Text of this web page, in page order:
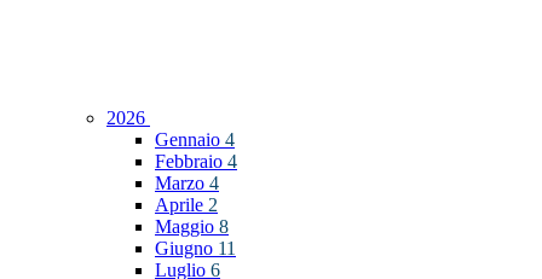
2026
Gennaio 4
Febbraio 4
Marzo 4
Aprile 2
Maggio 8
Giugno 11
Luglio 6